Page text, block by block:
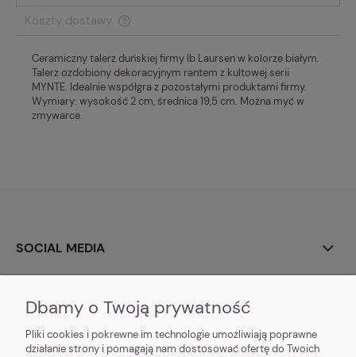
Koszty dostawy
Cena nie zawiera ewentualnych kosztów płatności
Ceramiczny talerz duńskiej firmy Ib Laursen w kolorze białym.
Talerz ozdobiony dekoracyjnym rantem z kultowej serii
MYNTE. Idealnie współgra z pozostałymi produktami firmy.
Wymiary: wysokość 2 cm, średnica 19,5 cm. Można myć w
zmywarce.
SOCIAL MEDIA
Dbamy o Twoją prywatność
Pliki cookies i pokrewne im technologie umożliwiają poprawne
działanie strony i pomagają nam dostosować ofertę do Twoich